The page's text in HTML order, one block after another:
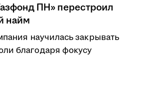
ПН» перестроил
найм
научилась закрывать
благодаря фокусу